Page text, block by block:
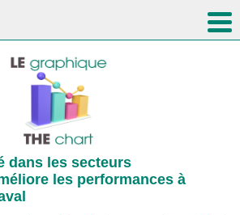
dans les secteurs
les performances à